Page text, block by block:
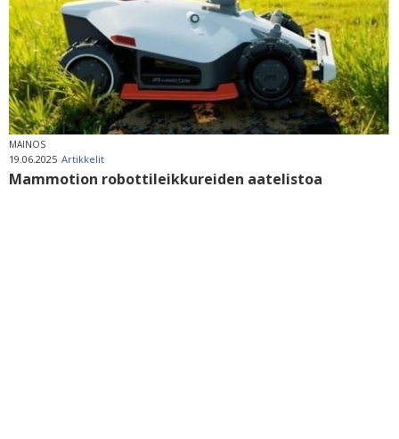
MAINOS
19.06.2025 Artikkelit
Mammotion robottileikkureiden aatelistoa